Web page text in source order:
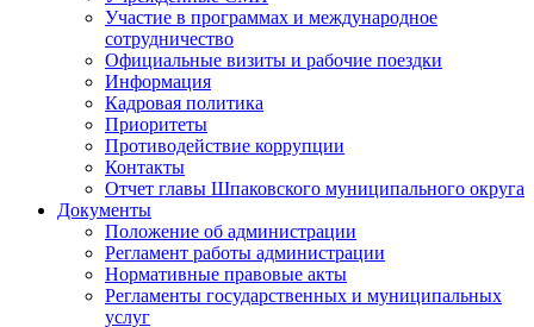
Участие в программах и международное
сотрудничество
Официальные визиты и рабочие поездки
Информация
Кадровая политика
Приоритеты
Противодействие коррупции
Контакты
Отчет главы Шпаковского муниципального округа
Документы
Положение об администрации
Регламент работы администрации
Нормативные правовые акты
Регламенты государственных и муниципальных
услуг